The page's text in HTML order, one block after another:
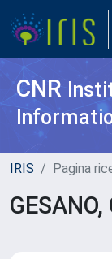
CNR
IRIS Pagina
GESANO,